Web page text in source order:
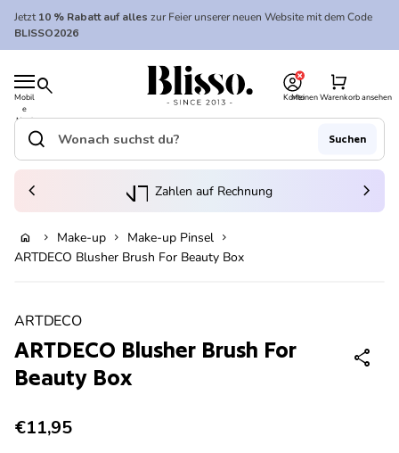
In den Warenkorb legen
Zum Inhalt springen
Jetzt10 % Rabatt auf alles zur Feier unserer neuen Website mit dem Code
BLISSO2026
Mobil
e
Navi
gatio
search
Startseite
Konto
Meinen Warenkorb ansehen
shopping_cart
Startseite
Suche"
search Suchen
(Link öffnet in neuem Tab/Fenster)
Zahlen auf Rechnung
chevron_left chevron_right
home chevron_right Make-up chevron_right Make-up Pinsel chevron_right
ARTDECO Blusher Brush For Beauty Box
ARTDECO
ARTDECO Blusher Brush For
Beauty Box
share
Regulärer Preis
€11,95